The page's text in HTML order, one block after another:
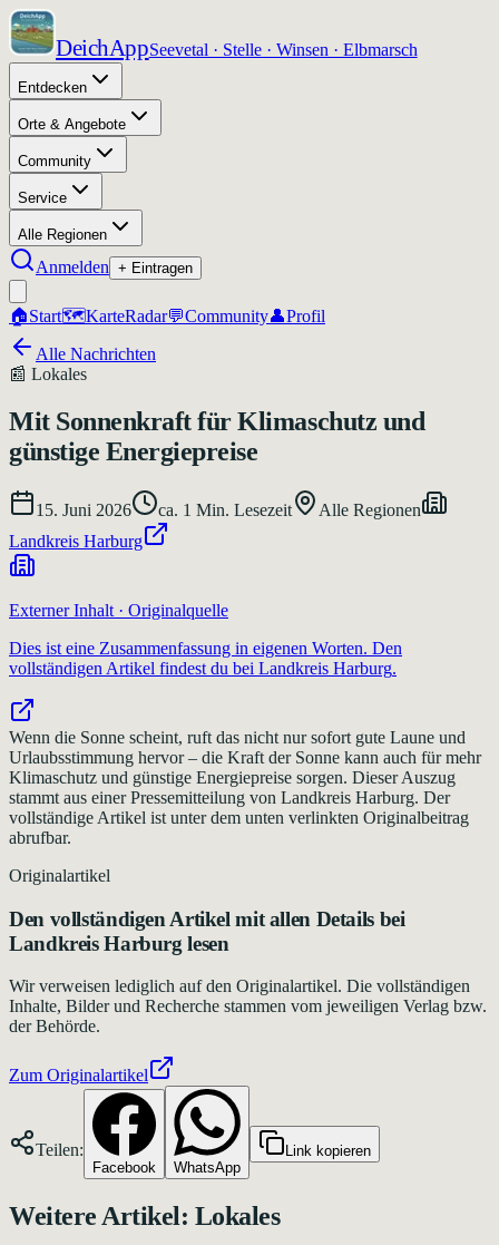
DeichAppSeevetal · Stelle · Winsen · Elbmarsch
Entdecken
Orte & Angebote
Community
Service
Alle Regionen
Anmelden + Eintragen
🏠Start🗺️KarteRadar💬Community👤Profil
Alle Nachrichten
📰 Lokales
Mit Sonnenkraft für Klimaschutz und
günstige Energiepreise
15. Juni 2026 ca. 1 Min. Lesezeit
Alle Regionen
Landkreis Harburg
Externer Inhalt · Originalquelle
Dies ist eine Zusammenfassung in eigenen Worten. Den
vollständigen Artikel findest du bei Landkreis Harburg.
Wenn die Sonne scheint, ruft das nicht nur sofort gute Laune und
Urlaubsstimmung hervor – die Kraft der Sonne kann auch für mehr
Klimaschutz und günstige Energiepreise sorgen. Dieser Auszug
stammt aus einer Pressemitteilung von Landkreis Harburg. Der
vollständige Artikel ist unter dem unten verlinkten Originalbeitrag
abrufbar.
Originalartikel
Den vollständigen Artikel mit allen Details bei
Landkreis Harburg lesen
Wir verweisen lediglich auf den Originalartikel. Die vollständigen
Inhalte, Bilder und Recherche stammen vom jeweiligen Verlag bzw.
der Behörde.
Zum Originalartikel
Teilen:
Facebook WhatsApp
Link kopieren
Weitere Artikel: Lokales